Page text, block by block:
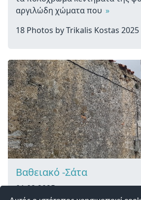
αργιλώδη χώματα που »
18 Photos by Trikalis Kostas 2025
Βαθειακό -Σάτα
01.02.2025